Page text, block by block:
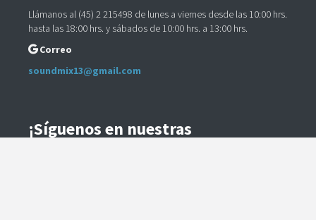
Llámanos al (45) 2 215498 de lunes a viernes desde las 10:00 hrs.
hasta las 18:00 hrs. y sábados de 10:00 hrs. a 13:00 hrs.
Correo
soundmix13@gmail.com
¡Síguenos en nuestras